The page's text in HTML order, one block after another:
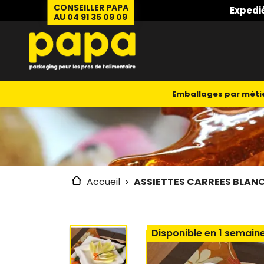
CONSEILLER PAPA
AU 04 91 35 09 09
Emballages par
Accueil ASSIETTES CARREES
Disponible en 1